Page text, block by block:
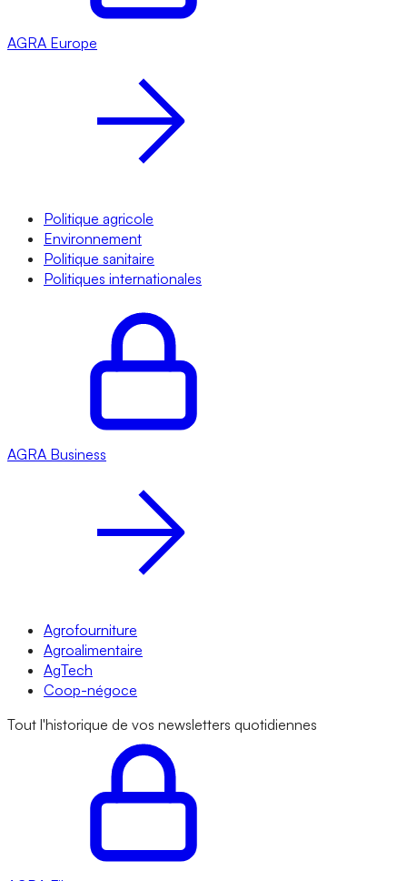
AGRA Europe
Politique agricole
Environnement
Politique sanitaire
Politiques internationales
AGRA Business
Agrofourniture
Agroalimentaire
AgTech
Coop-négoce
Tout l'historique de vos newsletters quotidiennes